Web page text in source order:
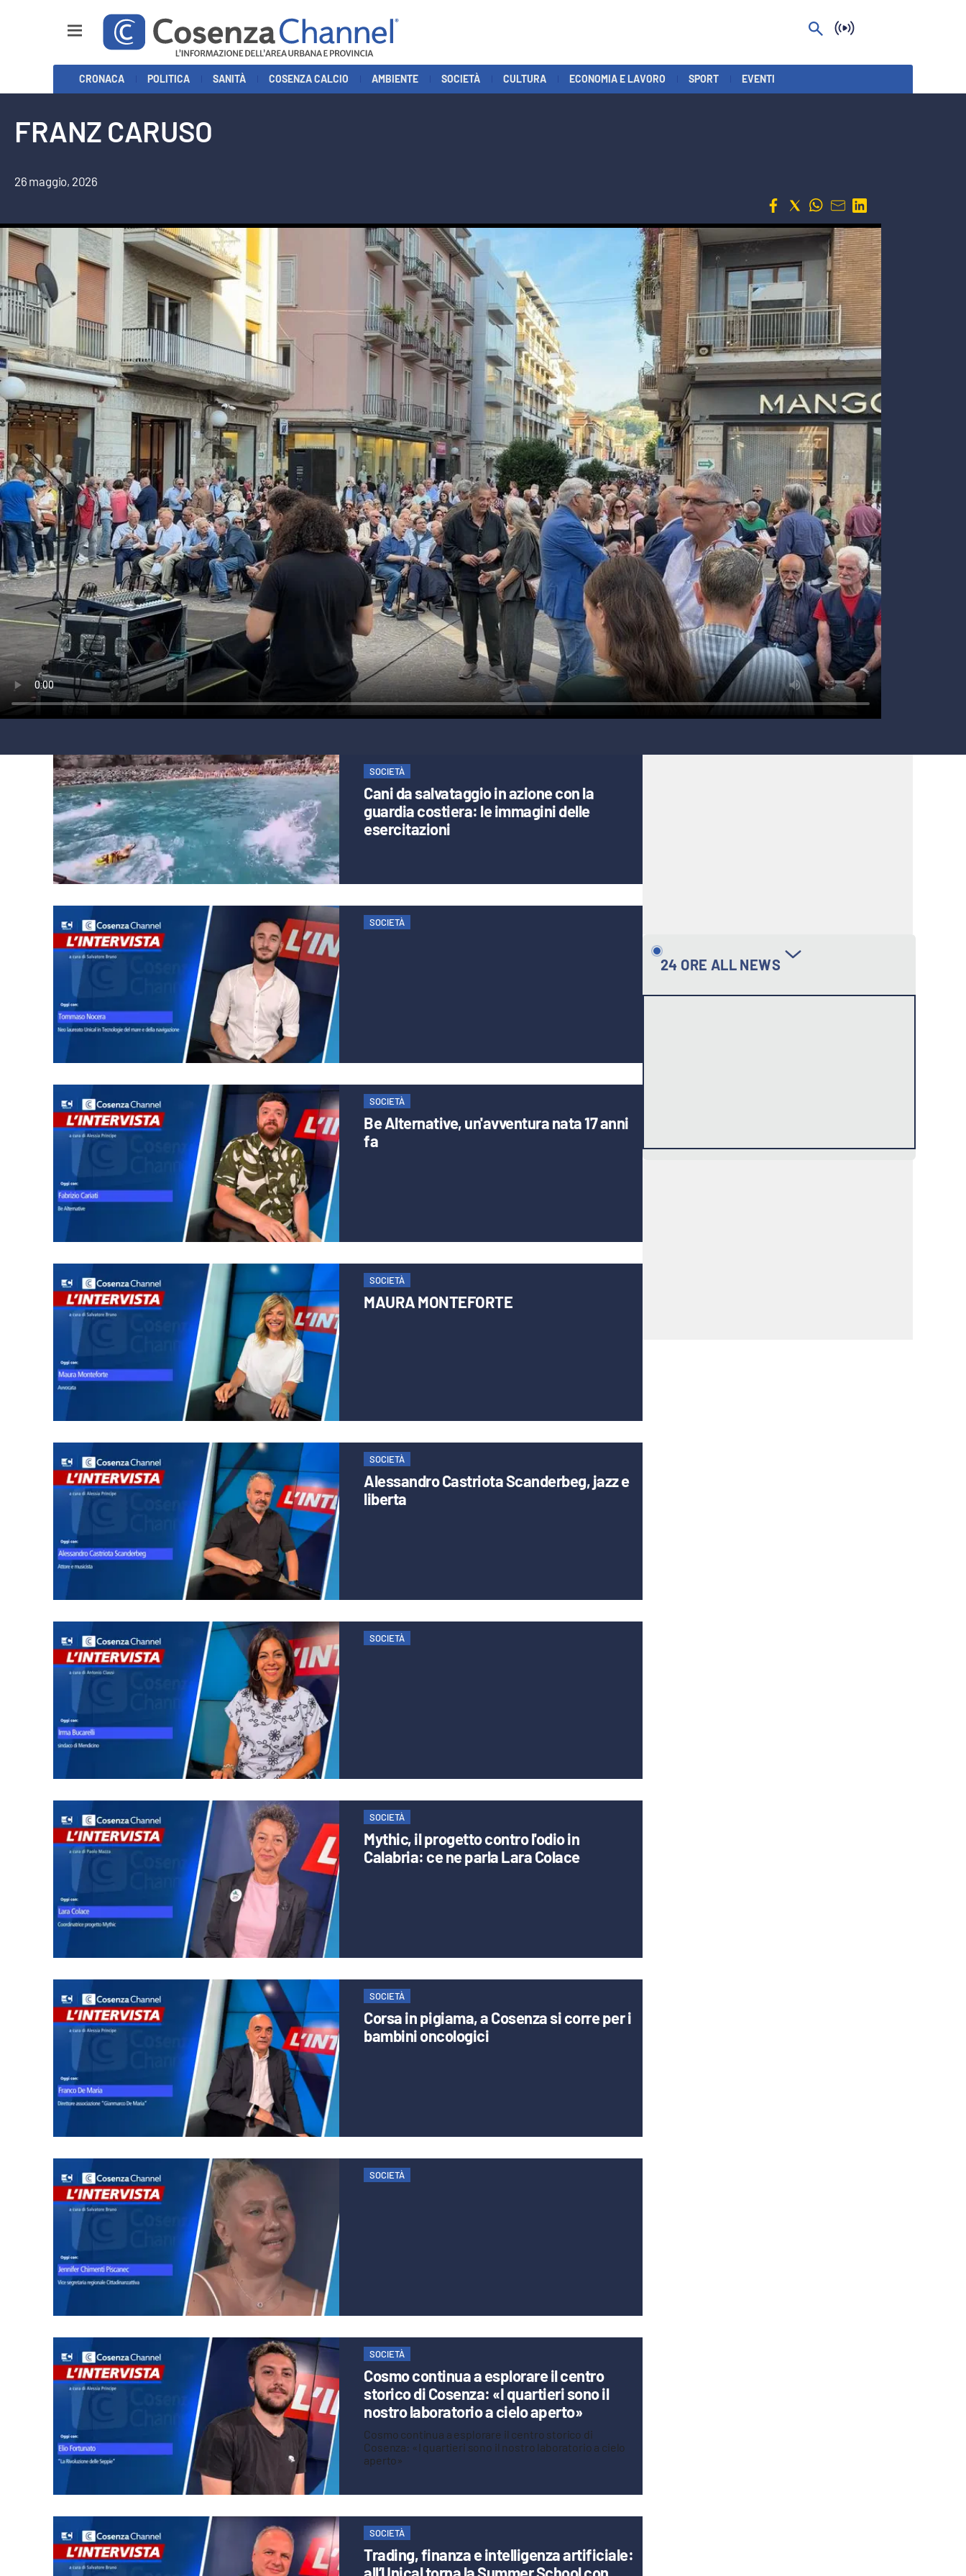
Cronaca
Politica
Italia Mondo
Sanità
Sport
Cultura
Ambiente
Streaming
Lac Network
LaC OnAir
LaC
Network
lacplay.it
lactv.it
laconair.it
lacitymag.it
cosenzachannel.it
ilvibonese.it
catanzarochannel.it
lacapitalenews.it
CRONACA POLITICA SANITÀ COSENZA CALCIO AMBIENTE SOCIETÀ CULTURA ECONOMIA E LAVORO SPORT EVENTI
FRANZ CARUSO
26 maggio, 2026
SOCIETÀ
Cani da salvataggio in azione con la
guardia costiera: le immagini delle
esercitazioni
SOCIETÀ
SOCIETÀ
Be Alternative, un'avventura nata 17 anni
fa
SOCIETÀ
MAURA MONTEFORTE
SOCIETÀ
Alessandro Castriota Scanderbeg, jazz e
liberta
SOCIETÀ
SOCIETÀ
Mythic, il progetto contro l'odio in
Calabria: ce ne parla Lara Colace
SOCIETÀ
Corsa in pigiama, a Cosenza si corre per i
bambini oncologici
SOCIETÀ
SOCIETÀ
Cosmo continua a esplorare il centro
storico di Cosenza: «I quartieri sono il
nostro laboratorio a cielo aperto»
Cosmo continua a esplorare il centro storico di
Cosenza: «I quartieri sono il nostro laboratorio a cielo
aperto»
SOCIETÀ
Trading, finanza e intelligenza artificiale:
all’Unical torna la Summer School con
24 ORE ALL NEWS